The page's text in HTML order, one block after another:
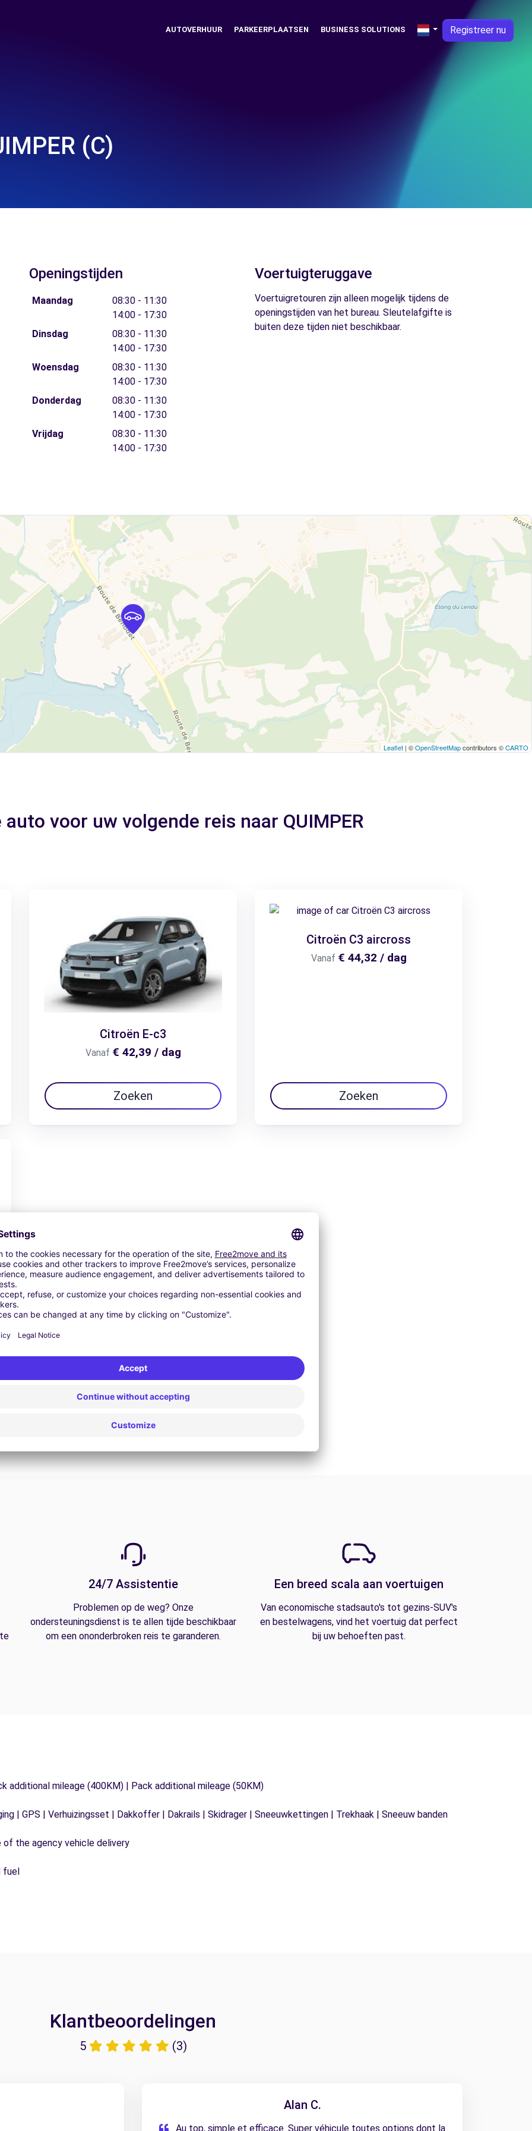
AUTOVERHUUR PARKEERPLAATSEN BUSINESS SOLUTIONS Registreer nu
(C)
Openingstijden
Maandag
08:30 - 11:30
14:00 - 17:30
Dinsdag
08:30 - 11:30
14:00 - 17:30
Woensdag
08:30 - 11:30
14:00 - 17:30
Donderdag
08:30 - 11:30
14:00 - 17:30
Vrijdag
08:30 - 11:30
14:00 - 17:30
Voertuigteruggave
Voertuigretouren zijn alleen mogelijk tijdens de
openingstijden van het bureau. Sleutelafgifte is
buiten deze tijden niet beschikbaar.
Leaflet | ©OpenStreetMapcontributors ©CARTO
voor uw volgende reis naar QUIMPER
Citroën E-c3
Vanaf € 42,39 / dag
Zoeken
Citroën C3 aircross
Vanaf € 44,32 / dag
Zoeken
24/7 Assistentie
Problemen op de weg? Onze
ondersteuningsdienst is te allen tijde beschikbaar
om een ononderbroken reis te garanderen.
Een breed scala aan voertuigen
Van economische stadsauto's tot gezins-SUV's
en bestelwagens, vind het voertuig dat perfect
bij uw behoeften past.
additional mileage (400KM) | Pack additional mileage (50KM)
| GPS | Verhuizingsset | Dakkoffer | Dakrails | Skidrager | Sneeuwkettingen | Trekhaak | Sneeuw banden
the agency vehicle delivery
Klantbeoordelingen
5 (3)
Alan C.
Au top, simple et efficace. Super véhicule toutes options dont la